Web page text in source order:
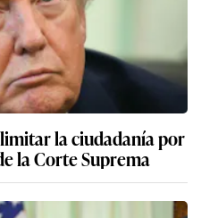
la ciudadanía por
la Corte Suprema